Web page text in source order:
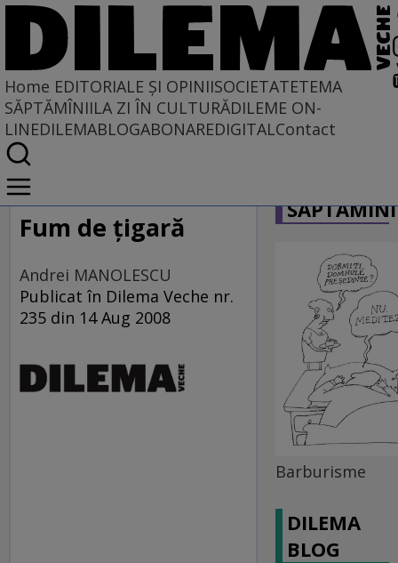
Home EDITORIALE ȘI OPINIISOCIETATETEMA
SĂPTĂMÎNIILA ZI ÎN CULTURĂDILEME ON-
LINEDILEMABLOGABONAREDIGITALContact
Home
EDITORIALE ȘI OPINII
TÎLC SHOW
Fum de ţigară
Andrei MANOLESCU
Publicat în Dilema Veche nr.
235 din 14 Aug 2008
Barburisme
DILEMA
BLOG